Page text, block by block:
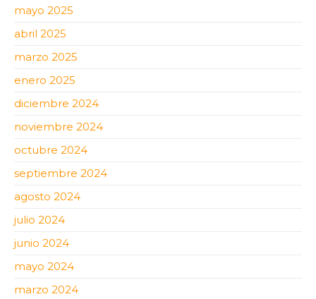
mayo 2025
abril 2025
marzo 2025
enero 2025
diciembre 2024
noviembre 2024
octubre 2024
septiembre 2024
agosto 2024
julio 2024
junio 2024
mayo 2024
marzo 2024